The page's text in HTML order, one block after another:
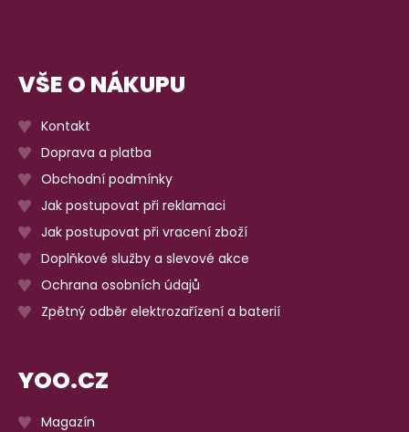
VŠE O NÁKUPU
Kontakt
Doprava a platba
Obchodní podmínky
Jak postupovat při reklamaci
Jak postupovat při vracení zboží
Doplňkové služby a slevové akce
Ochrana osobních údajů
Zpětný odběr elektrozařízení a baterií
YOO.CZ
Magazín